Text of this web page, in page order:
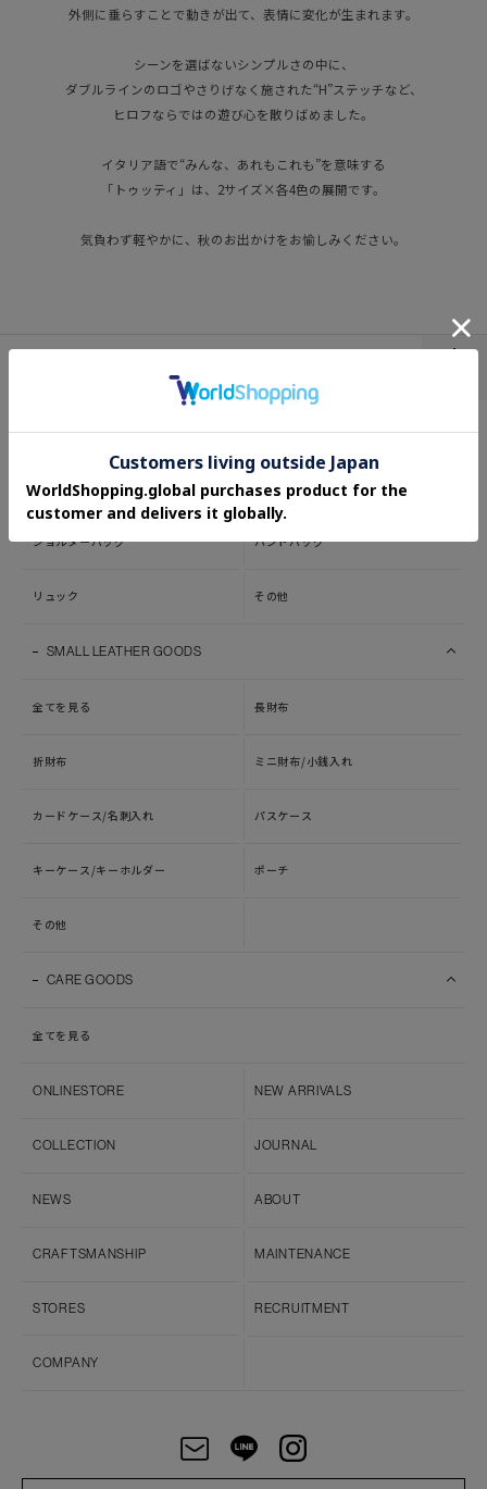
外側に垂らすことで動きが出て、表情に変化が生まれます。
シーンを選ばないシンプルさの中に、
ダブルラインのロゴやさりげなく施された“H”ステッチなど、
ヒロフならではの遊び心を散りばめました。
イタリア語で“みんな、あれもこれも”を意味する
「トゥッティ」は、2サイズ×各4色の展開です。
気負わず軽やかに、秋のお出かけをお愉しみください。
BAG
全てを見る トートバッグ
ショルダーバッグ ハンドバッグ
リュック その他
SMALL LEATHER GOODS
全てを見る 長財布
折財布 ミニ財布/小銭入れ
カードケース/名刺入れ パスケース
キーケース/キーホルダー ポーチ
その他
CARE GOODS
全てを見る
ONLINESTORE NEW ARRIVALS
COLLECTION JOURNAL
NEWS ABOUT
CRAFTSMANSHIP MAINTENANCE
STORES RECRUITMENT
COMPANY